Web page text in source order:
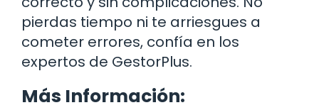
pierdas tiempo ni te arriesgues a
cometer errores, confía en los
expertos de GestorPlus.
Más Información: